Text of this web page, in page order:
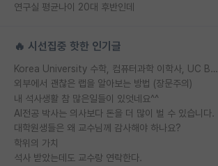
연구실 평균나이 20대 후반인데
🔥 시선집중 핫한 인기글
Korea University 수학, 컴퓨터과학 이학사, UC Berkeley 산업공학 대학원 공학박사가 되는 것은 쉽지 않겠죠?
외부에서 괜찮은 랩을 알아보는 방법 (장문주의)
내 석사생활 참 많은일들이 있엇네요^^
AI전공 박사는 의사보다 돈을 더 많이 벌 수 있습니다.
대학원생들은 왜 교수님께 감사해야 하나요?
학위의 가치
석사 받았는데도 교수랑 연락한다.